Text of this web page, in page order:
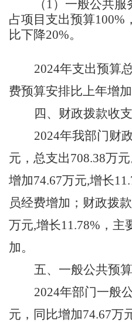
（ 1） 一般公共服
占项目支出预算100%，
比下降20%。
2024年支出预算
费预算安排比上年增加
四、 财政拨款收
2024年我部门财
元 ，总支出708.38万元
增加74.67万元,增长
员经费增加； 财政拨
万元,增长11.78% ，
加。
五、 一般公共预
2024年部门一般
元，同比增加74.67万